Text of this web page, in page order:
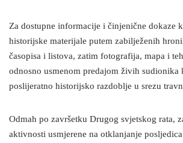
Za dostupne informacije i činjenične dokaze
historijske materijale putem zabilježenih
časopisa i listova, zatim fotografija, mapa i
odnosno usmenom predajom živih
poslijeratno historijsko razdoblje u srezu
Odmah po završetku Drugog svjetskog rata,
aktivnosti usmjerene na otklanjanje